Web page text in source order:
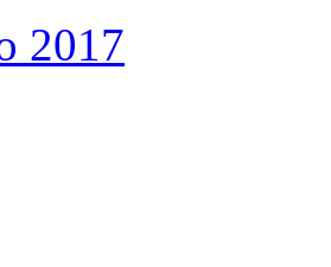
2017